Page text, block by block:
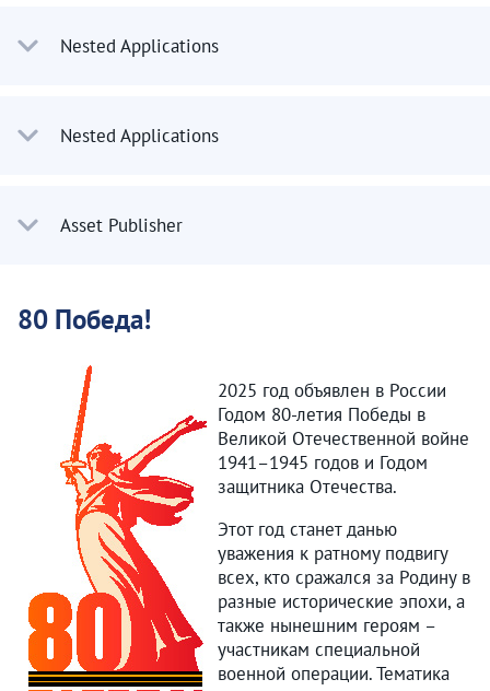
Nested Applications
Nested Applications
Asset Publisher
80 Победа!
2025 год объявлен в России
Годом 80-летия Победы в
Великой Отечественной войне
1941–1945 годов и Годом
защитника Отечества.
Этот год станет данью
уважения к ратному подвигу
всех, кто сражался за Родину в
разные исторические эпохи, а
также нынешним героям –
участникам специальной
военной операции. Тематика